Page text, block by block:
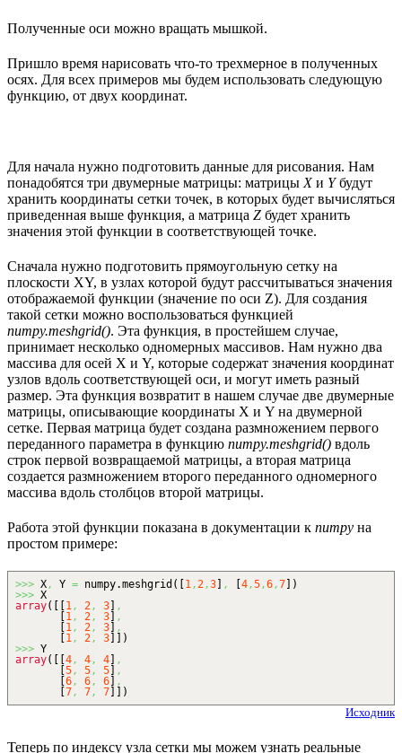
Полученные оси можно вращать мышкой.
Пришло время нарисовать что-то трехмерное в полученных
осях. Для всех примеров мы будем использовать следующую
функцию, от двух координат.
Для начала нужно подготовить данные для рисования. Нам
понадобятся три двумерные матрицы: матрицы Xи Yбудут
хранить координаты сетки точек, в которых будет вычисляться
приведенная выше функция, а матрица Z будет хранить
значения этой функции в соответствующей точке.
Сначала нужно подготовить прямоугольную сетку на
плоскости XY, в узлах которой будут рассчитываться значения
отображаемой функции (значение по оси Z). Для создания
такой сетки можно воспользоваться функцией
numpy.meshgrid(). Эта функция, в простейшем случае,
принимает несколько одномерных массивов. Нам нужно два
массива для осей X и Y, которые содержат значения координат
узлов вдоль соответствующей оси, и могут иметь разный
размер. Эта функция возвратит в нашем случае две двумерные
матрицы, описывающие координаты X и Y на двумерной
сетке. Первая матрица будет создана размножением первого
переданного параметра в функцию numpy.meshgrid() вдоль
строк первой возвращаемой матрицы, а вторая матрица
создается размножением второго переданного одномерного
массива вдоль столбцов второй матрицы.
Работа этой функции показана в документации к numpy на
простом примере:
>>> X, Y = numpy.meshgrid ( 1,2,3 , 4,5,6,7
)
>>> X
array( 1, 2, 3
,
1, 2, 3
,
1, 2, 3
,
1, 2, 3
)
>>> Y
array( 4, 4, 4
,
5, 5, 5
,
6, 6, 6
,
7, 7, 7 )
Исходник
Теперь по индексу узла сетки мы можем узнать реальные